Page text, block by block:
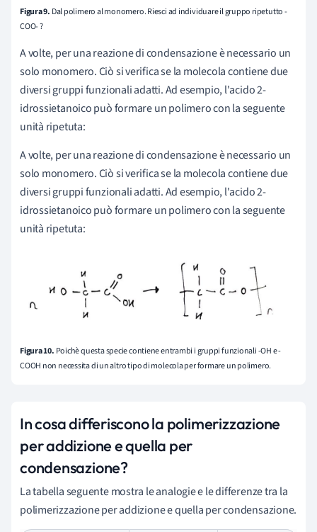
Figura 9. Dal polimero al monomero. Riesci ad individuare il gruppo ripetutto -
COO- ?
A volte, per una reazione di condensazione è necessario un
solo monomero. Ciò si verifica se la molecola contiene due
diversi gruppi funzionali adatti. Ad esempio, l'acido 2-
idrossietanoico può formare un polimero con la seguente
unità ripetuta:
A volte, per una reazione di condensazione è necessario un
solo monomero. Ciò si verifica se la molecola contiene due
diversi gruppi funzionali adatti. Ad esempio, l'acido 2-
idrossietanoico può formare un polimero con la seguente
unità ripetuta:
Figura 10. Poichè questa specie contiene entrambi i gruppi funzionali -OH e -
COOH non necessita di un altro tipo di molecola per formare un polimero.
In cosa differiscono la polimerizzazione
per addizione e quella per
condensazione?
La tabella seguente mostra le analogie e le differenze tra la
polimerizzazione per addizione e quella per condensazione.